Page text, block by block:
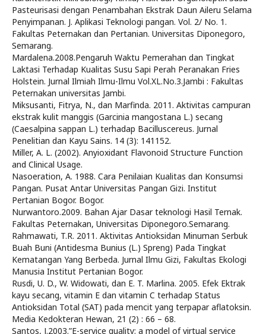
Pasteurisasi dengan Penambahan Ekstrak Daun Aileru Selama
Penyimpanan. J. Aplikasi Teknologi pangan. Vol. 2/ No. 1.
Fakultas Peternakan dan Pertanian. Universitas Diponegoro,
Semarang.
Mardalena.2008.Pengaruh Waktu Pemerahan dan Tingkat
Laktasi Terhadap Kualitas Susu Sapi Perah Peranakan Fries
Holstein. Jurnal Ilmiah Ilmu-Ilmu Vol.XL.No.3.Jambi : Fakultas
Peternakan universitas Jambi.
Miksusanti, Fitrya, N., dan Marfinda. 2011. Aktivitas campuran
ekstrak kulit manggis (Garcinia mangostana L.) secang
(Caesalpina sappan L.) terhadap Bacilluscereus. Jurnal
Penelitian dan Kayu Sains. 14 (3): 141152.
Miller, A. L. (2002). Anyioxidant Flavonoid Structure Function
and Clinical Usage.
Nasoeration, A. 1988. Cara Penilaian Kualitas dan Konsumsi
Pangan. Pusat Antar Universitas Pangan Gizi. Institut
Pertanian Bogor. Bogor.
Nurwantoro.2009. Bahan Ajar Dasar teknologi Hasil Ternak.
Fakultas Peternakan, Universitas Diponegoro.Semarang.
Rahmawati, T.R. 2011. Aktivitas Antioksidan Minuman Serbuk
Buah Buni (Antidesma Bunius (L.) Spreng) Pada Tingkat
Kematangan Yang Berbeda. Jurnal Ilmu Gizi, Fakultas Ekologi
Manusia Institut Pertanian Bogor.
Rusdi, U. D., W. Widowati, dan E. T. Marlina. 2005. Efek Ektrak
kayu secang, vitamin E dan vitamin C terhadap Status
Antioksidan Total (SAT) pada mencit yang terpapar aflatoksin.
Media Kedokteran Hewan, 21 (2) : 66 – 68.
Santos, J.2003.”E-service quality: a model of virtual service